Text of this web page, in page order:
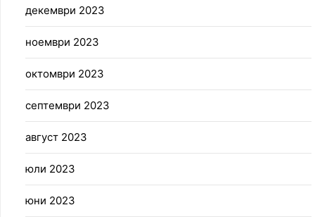
декември 2023
ноември 2023
октомври 2023
септември 2023
август 2023
юли 2023
юни 2023